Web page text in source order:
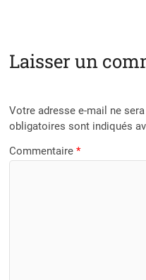
Laisser un
Votre adresse e-mail ne
obligatoires sont indiqués
Commentaire*